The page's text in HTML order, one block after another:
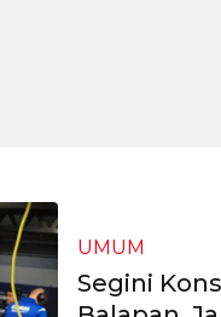
UMUM
Segini